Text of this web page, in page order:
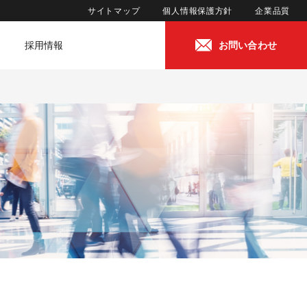
サイトマップ 個人情報保護方針 企業品質
採用情報 お問い合わせ